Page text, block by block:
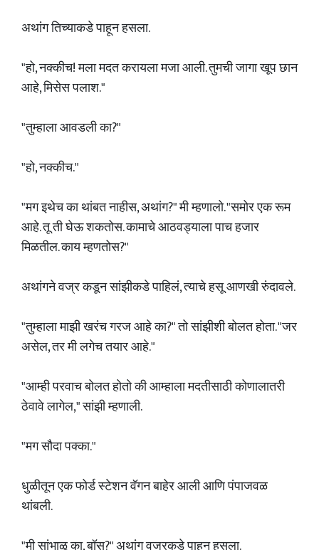
अथांग तिच्याकडे पाहून हसला.
"हो, नक्कीच! मला मदत करायला मजा आली. तुमची जागा खूप छान
आहे, मिसेस पलाश."
"तुम्हाला आवडली का?"
"हो, नक्कीच."
"मग इथेच का थांबत नाहीस, अथांग?" मी म्हणालो. "समोर एक रूम
आहे. तू ती घेऊ शकतोस. कामाचे आठवड्याला पाच हजार
मिळतील. काय म्हणतोस?"
अथांगने वज्र कडून सांझीकडे पाहिलं, त्याचे हसू आणखी रुंदावले.
"तुम्हाला माझी खरंच गरज आहे का?" तो सांझीशी बोलत होता. "जर
असेल, तर मी लगेच तयार आहे."
"आम्ही परवाच बोलत होतो की आम्हाला मदतीसाठी कोणालातरी
ठेवावे लागेल," सांझी म्हणाली.
"मग सौदा पक्का."
धुळीतून एक फोर्ड स्टेशन वॅगन बाहेर आली आणि पंपाजवळ
थांबली.